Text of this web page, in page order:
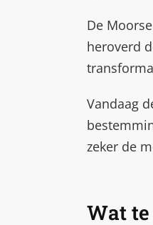
De
heroverd
Vandaag
zeker de
Wat